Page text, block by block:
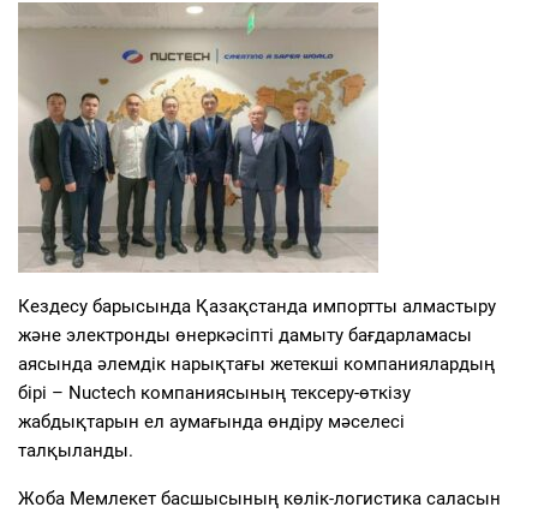
Кездесу барысында Қазақстанда импортты алмастыру
және электронды өнеркәсіпті дамыту бағдарламасы
аясында әлемдік нарықтағы жетекші компаниялардың
бірі – Nuctech компаниясының тексеру-өткізу
жабдықтарын ел аумағында өндіру мәселесі
талқыланды.
Жоба Мемлекет басшысының көлік-логистика саласын